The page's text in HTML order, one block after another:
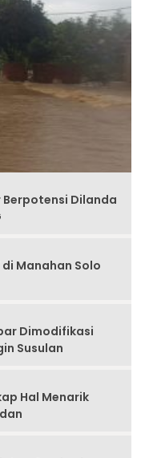
Berpotensi Dilanda
di Manahan Solo
Dimodifikasi
Susulan
Hal Menarik